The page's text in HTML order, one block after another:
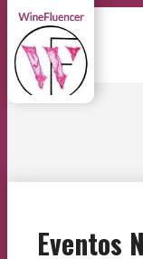
Eventos